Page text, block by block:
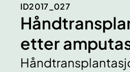
ID2017_027
etter